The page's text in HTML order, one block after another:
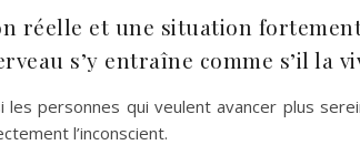
réelle et une situation
s’y entraîne comme s’il la
personnes qui veulent avancer plus
l’inconscient.